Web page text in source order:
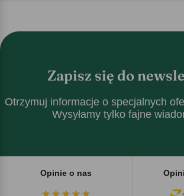
Zapisz się do
Otrzymuj informacje o specjalnych
Wysyłamy tylko fajne
Opinie o nas